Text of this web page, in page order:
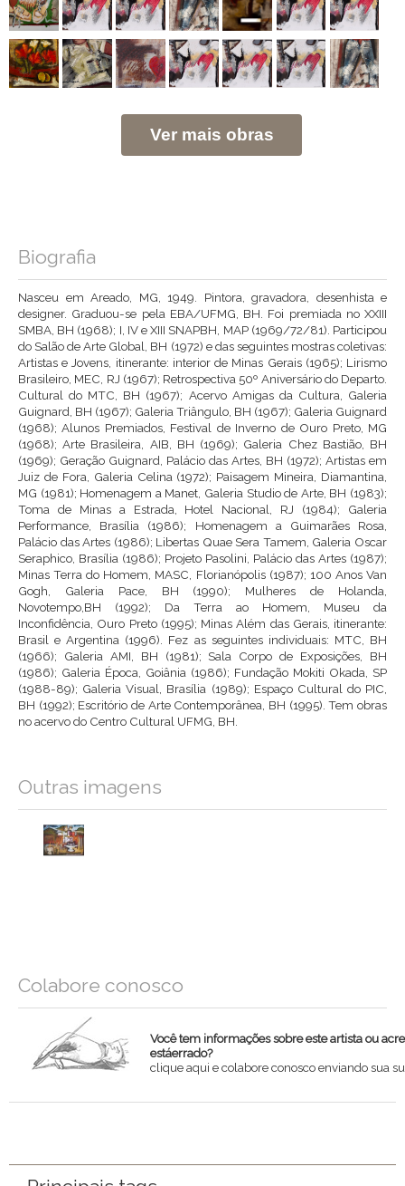
Ver mais obras
Biografia
Nasceu em Areado, MG, 1949. Pintora, gravadora, desenhista e
designer. Graduou-se pela EBA/UFMG, BH. Foi premiada no XXIII
SMBA, BH (1968); I, IV e XIII SNAPBH, MAP (1969/72/81). Participou
do Salão de Arte Global, BH (1972) e das seguintes mostras coletivas:
Artistas e Jovens, itinerante: interior de Minas Gerais (1965); Lirismo
Brasileiro, MEC, RJ (1967); Retrospectiva 50º Aniversário do Departo.
Cultural do MTC, BH (1967); Acervo Amigas da Cultura, Galeria
Guignard, BH (1967); Galeria Triângulo, BH (1967); Galeria Guignard
(1968); Alunos Premiados, Festival de Inverno de Ouro Preto, MG
(1968); Arte Brasileira, AIB, BH (1969); Galeria Chez Bastião, BH
(1969); Geração Guignard, Palácio das Artes, BH (1972); Artistas em
Juiz de Fora, Galeria Celina (1972); Paisagem Mineira, Diamantina,
MG (1981); Homenagem a Manet, Galeria Studio de Arte, BH (1983);
Toma de Minas a Estrada, Hotel Nacional, RJ (1984); Galeria
Performance, Brasília (1986); Homenagem a Guimarães Rosa,
Palácio das Artes (1986); Libertas Quae Sera Tamem, Galeria Oscar
Seraphico, Brasília (1986); Projeto Pasolini, Palácio das Artes (1987);
Minas Terra do Homem, MASC, Florianópolis (1987); 100 Anos Van
Gogh, Galeria Pace, BH (1990); Mulheres de Holanda,
Novotempo,BH (1992); Da Terra ao Homem, Museu da
Inconfidência, Ouro Preto (1995); Minas Além das Gerais, itinerante:
Brasil e Argentina (1996). Fez as seguintes individuais: MTC, BH
(1966); Galeria AMI, BH (1981); Sala Corpo de Exposições, BH
(1986); Galeria Época, Goiânia (1986); Fundação Mokiti Okada, SP
(1988-89); Galeria Visual, Brasília (1989); Espaço Cultural do PIC,
BH (1992); Escritório de Arte Contemporânea, BH (1995). Tem obras
no acervo do Centro Cultural UFMG, BH.
Outras imagens
Colabore conosco
Você tem informações sobre este artista ou
estáerrado?
clique aqui e colabore conosco enviando sua